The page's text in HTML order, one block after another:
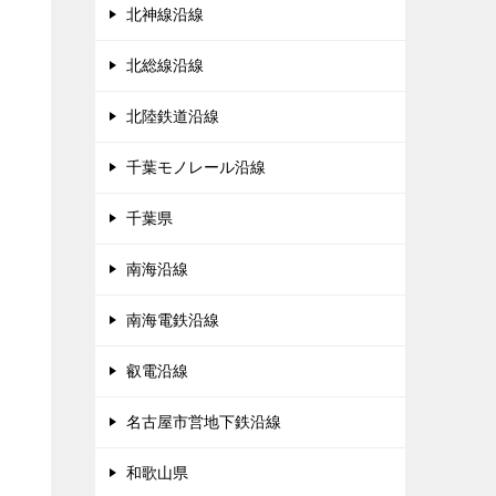
北神線沿線
北総線沿線
北陸鉄道沿線
千葉モノレール沿線
千葉県
南海沿線
南海電鉄沿線
叡電沿線
名古屋市営地下鉄沿線
和歌山県